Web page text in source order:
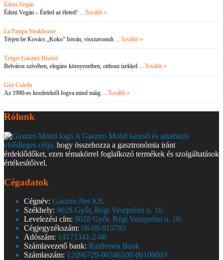
Édeni Vegán
Édeni Vegán – Ételed az életed! … Tovább »
La Pampa Steakhouse
Térjen be Kovács „Koko” István, visszavonult … Tovább »
Tróger Gasztró Bisztró
Belváros szívében, elegáns környezetben, otthoni ízekkel … Tovább »
Gizi Csárda
Az 1990-es kezdetektől fogva mind máig … Tovább »
Rólunk
A Gasztro Mobil kereső és adatbázis
elsődleges célja, hogy összehozza a gasztronómia iránt
érdeklődőket, ezen témakörrel foglalkozó termékek és szolgáltatások
értékesítőivel.
Cégadatok
Cégnév: Gasztro Net Kft.
Székhely: 9028 Győr, Régi Veszprémi u. 10.
Levelezési cím: 9028 Győr, Régi Veszprémi u. 10.
Cégjegyzékszám: 08-09-015785
Adószám: 14171341-2-08
Számlavezető bank: Raiffeisen Bank
Számlaszám: 12096729-00346100-00100003